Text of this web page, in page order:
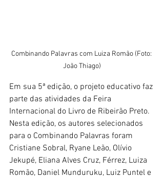
Combinando Palavras com Luiza Romão (Foto:
João Thiago)
Em sua 5ª edição, o projeto educativo faz
parte das atividades da Feira
Internacional do Livro de Ribeirão Preto.
Nesta edição, os autores selecionados
para o Combinando Palavras foram
Cristiane Sobral, Ryane Leão, Olívio
Jekupé, Eliana Alves Cruz, Férrez, Luiza
Romão, Daniel Munduruku, Luiz Puntel e